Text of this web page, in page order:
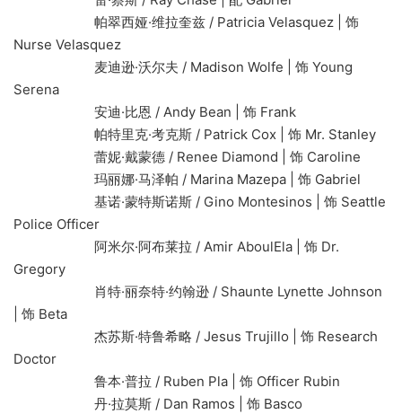
帕翠西娅·维拉奎兹 / Patricia Velasquez | 饰
Nurse Velasquez
麦迪逊·沃尔夫 / Madison Wolfe | 饰 Young
Serena
安迪·比恩 / Andy Bean | 饰 Frank
帕特里克·考克斯 / Patrick Cox | 饰 Mr. Stanley
蕾妮·戴蒙德 / Renee Diamond | 饰 Caroline
玛丽娜·马泽帕 / Marina Mazepa | 饰 Gabriel
基诺·蒙特斯诺斯 / Gino Montesinos | 饰 Seattle
Police Officer
阿米尔·阿布莱拉 / Amir AboulEla | 饰 Dr.
Gregory
肖特·丽奈特·约翰逊 / Shaunte Lynette Johnson
| 饰 Beta
杰苏斯·特鲁希略 / Jesus Trujillo | 饰 Research
Doctor
鲁本·普拉 / Ruben Pla | 饰 Officer Rubin
丹·拉莫斯 / Dan Ramos | 饰 Basco